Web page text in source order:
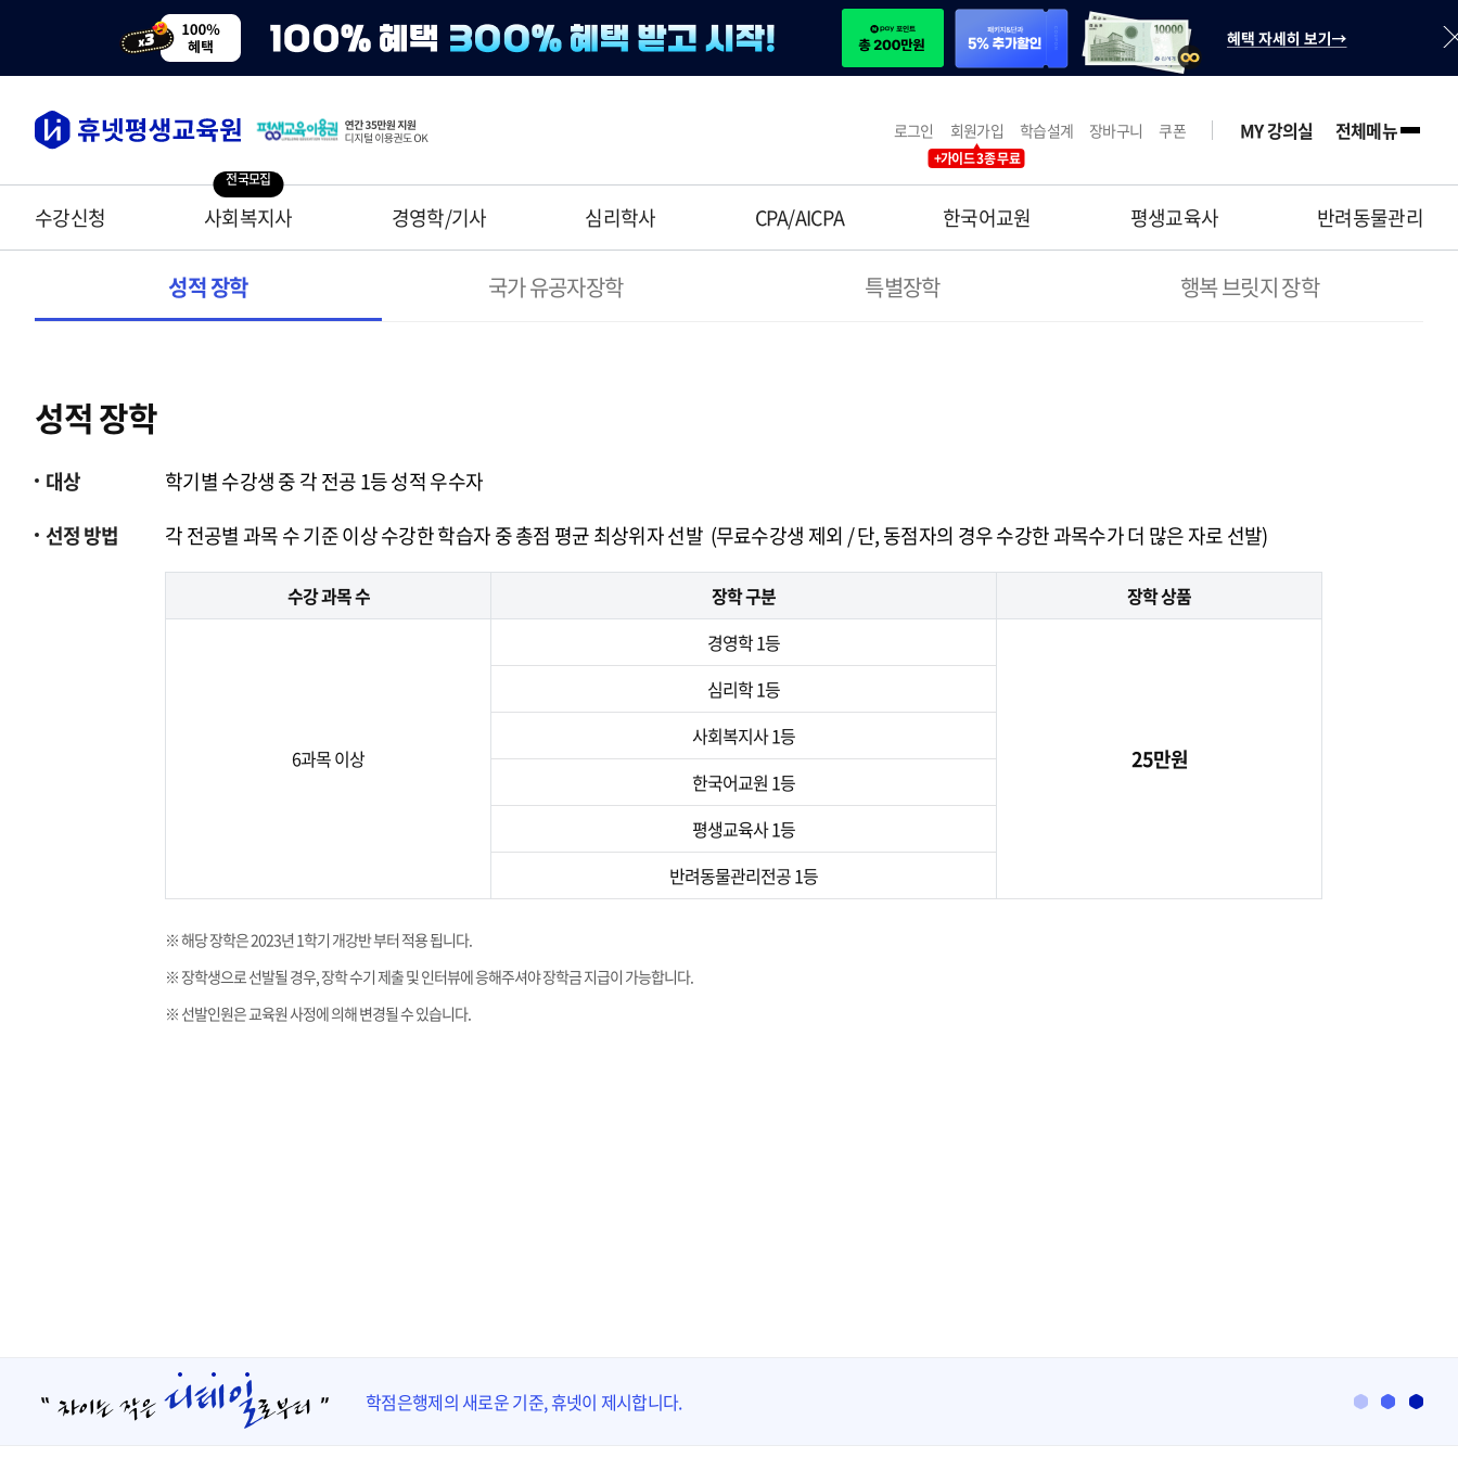
로그인 회원가입
+가이드 3종 무료
학습설계 장바구니 쿠폰 MY 강의실 전체메뉴
수강신청
전국모집
사회복지사 경영학/기사 심리학사 CPA/AICPA 한국어교원 평생교육사 반려동물관리
성적 장학 국가 유공자장학 특별장학 행복 브릿지 장학
성적 장학
대상
학기별 수강생 중 각 전공 1등 성적 우수자
선정 방법
각 전공별 과목 수 기준 이상 수강한 학습자 중 총점 평균 최상위자 선발 (무료수강생 제외 / 단, 동점자의 경우 수강한 과목수가 더 많은 자로 선발)
수강 과목 수 장학 구분 장학 상품
6과목 이상
경영학 1등
25만원
심리학 1등
사회복지사 1등
한국어교원 1등
평생교육사 1등
반려동물관리전공 1등
※ 해당 장학은 2023년 1학기 개강반 부터 적용 됩니다.
※ 장학생으로 선발될 경우, 장학 수기 제출 및 인터뷰에 응해주셔야 장학금 지급이 가능합니다.
※ 선발인원은 교육원 사정에 의해 변경될 수 있습니다.
학점은행제의 새로운 기준, 휴넷이 제시합니다.